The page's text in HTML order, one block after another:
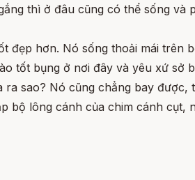
thì ở đâu cũng có thể sống
đẹp hơn. Nó sống thoải mái
tốt bụng ở nơi đây và yêu xứ sở
ra sao? Nó cũng chẳng bay
bộ lông cánh của chim cánh cụt,